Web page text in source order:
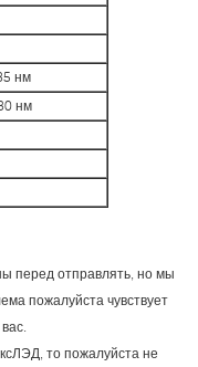
нм
нм
перед отправлять, но мы
пожалуйста чувствует
то пожалуйста не